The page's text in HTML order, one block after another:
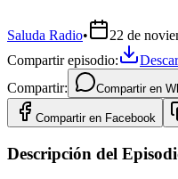
Saluda Radio• 22 de
Compartir episodio:
Compartir:
Compartir en
Compartir en Facebook
Descripción del